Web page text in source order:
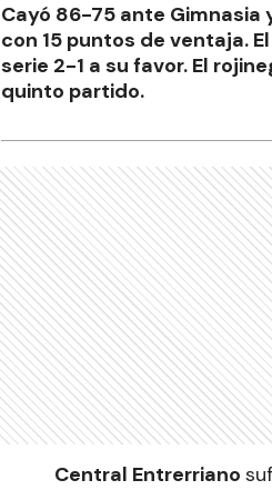
Cayó 86-75 ante Gimnasia
con 15 puntos de ventaja.
serie 2-1 a su favor. El
quinto partido.
Central Entrerriano